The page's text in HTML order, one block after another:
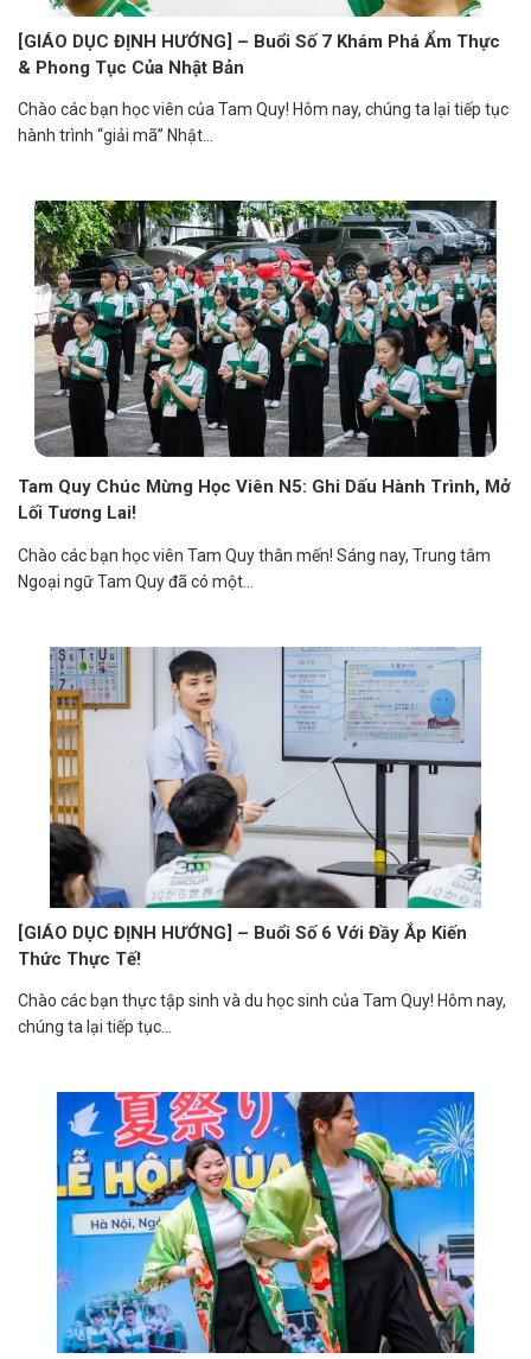
[GIÁO DỤC ĐỊNH HƯỚNG] – Buổi Số 7 Khám Phá Ẩm Thực
& Phong Tục Của Nhật Bản
Chào các bạn học viên của Tam Quy! Hôm nay, chúng ta lại tiếp tục
hành trình “giải mã” Nhật...
Tam Quy Chúc Mừng Học Viên N5: Ghi Dấu Hành Trình, Mở
Lối Tương Lai!
Chào các bạn học viên Tam Quy thân mến! Sáng nay, Trung tâm
Ngoại ngữ Tam Quy đã có một...
[GIÁO DỤC ĐỊNH HƯỚNG] – Buổi Số 6 Với Đầy Ắp Kiến
Thức Thực Tế!
Chào các bạn thực tập sinh và du học sinh của Tam Quy! Hôm nay,
chúng ta lại tiếp tục...